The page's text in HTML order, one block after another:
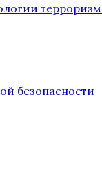
безопасности